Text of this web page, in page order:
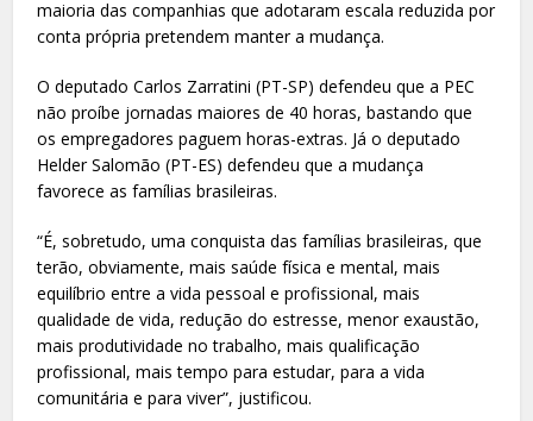
maioria das companhias que adotaram escala reduzida por
conta própria pretendem manter a mudança.
O deputado Carlos Zarratini (PT-SP) defendeu que a PEC
não proíbe jornadas maiores de 40 horas, bastando que
os empregadores paguem horas-extras. Já o deputado
Helder Salomão (PT-ES) defendeu que a mudança
favorece as famílias brasileiras.
“É, sobretudo, uma conquista das famílias brasileiras, que
terão, obviamente, mais saúde física e mental, mais
equilíbrio entre a vida pessoal e profissional, mais
qualidade de vida, redução do estresse, menor exaustão,
mais produtividade no trabalho, mais qualificação
profissional, mais tempo para estudar, para a vida
comunitária e para viver”, justificou.